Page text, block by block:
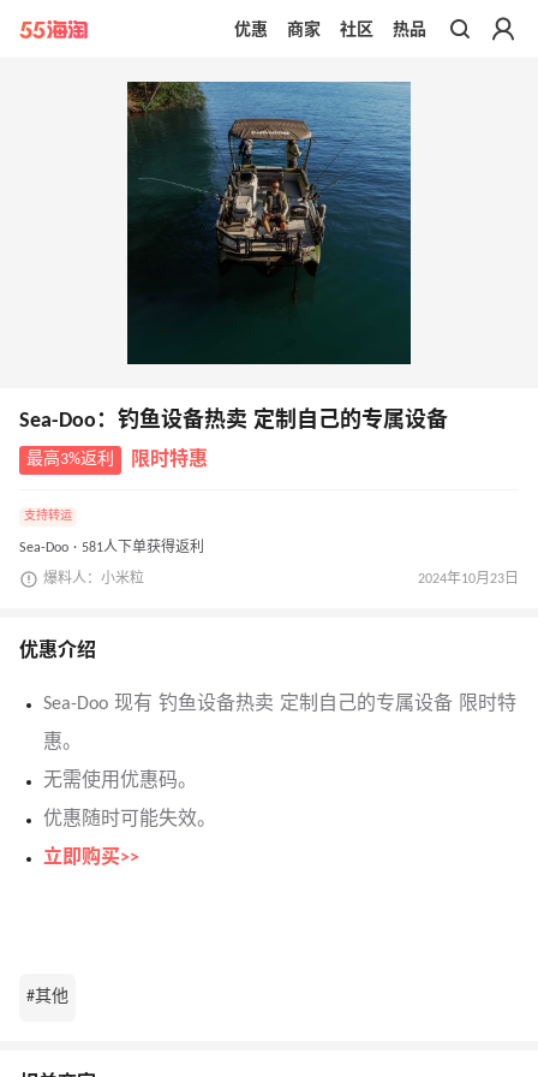
带你去官网买正品
优惠 商家 社区 热品
Sea-Doo：钓鱼设备热卖 定制自己的专属设备
最高3%返利 限时特惠
支持转运
Sea-Doo · 581人下单获得返利
爆料人：小米粒 2024年10月23日
优惠介绍
Sea-Doo 现有 钓鱼设备热卖 定制自己的专属设备 限时特
惠。
无需使用优惠码。
优惠随时可能失效。
立即购买>>
#其他